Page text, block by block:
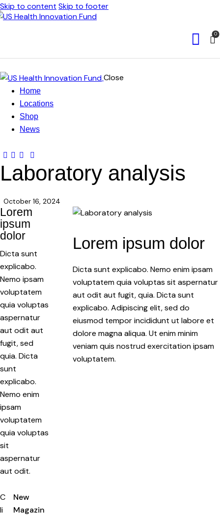
Skip to content Skip to footer
Close
Home
Locations
Shop
News
Laboratory analysis
October 16, 2024
Lorem
ipsum
dolor
Dicta sunt
explicabo.
Nemo ipsam
voluptatem
quia voluptas
aspernatur
aut odit aut
fugit, sed
quia. Dicta
sunt
explicabo.
Nemo enim
ipsam
voluptatem
quia voluptas
sit
aspernatur
aut odit.
C
li
New
Magazin
Lorem ipsum dolor
Dicta sunt explicabo. Nemo enim ipsam
voluptatem quia voluptas sit aspernatur
aut odit aut fugit, quia. Dicta sunt
explicabo. Adipiscing elit, sed do
eiusmod tempor incididunt ut labore et
dolore magna aliqua. Ut enim minim
veniam quis nostrud exercitation ipsam
voluptatem.